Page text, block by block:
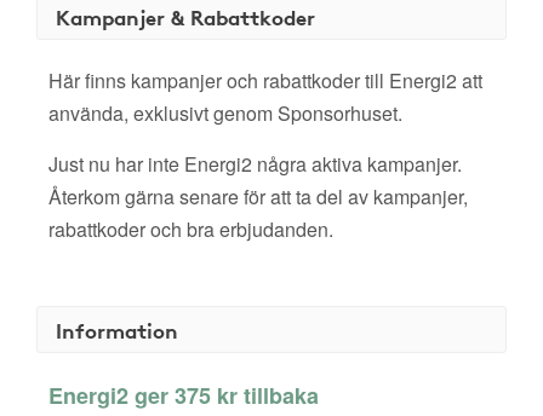
Kampanjer & Rabattkoder
Här finns kampanjer och rabattkoder till Energi2 att
använda, exklusivt genom Sponsorhuset.
Just nu har inte Energi2 några aktiva kampanjer.
Återkom gärna senare för att ta del av kampanjer,
rabattkoder och bra erbjudanden.
Information
Energi2 ger 375 kr tillbaka